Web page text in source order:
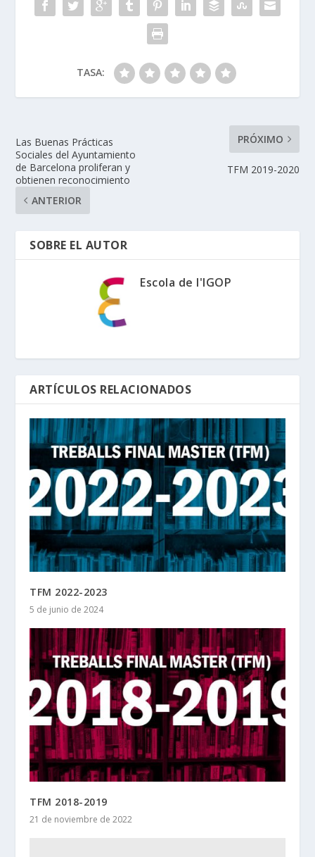
TASA:
Las Buenas Prácticas
Sociales del Ayuntamiento
de Barcelona proliferan y
obtienen reconocimiento
ANTERIOR
PRÓXIMO
TFM 2019-2020
SOBRE EL AUTOR
Escola de l'IGOP
ARTÍCULOS RELACIONADOS
TFM 2022-2023
5 de junio de 2024
TFM 2018-2019
21 de noviembre de 2022